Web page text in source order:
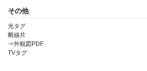
その他
光タグ
断線片
⇒外観図PDF
TVタグ